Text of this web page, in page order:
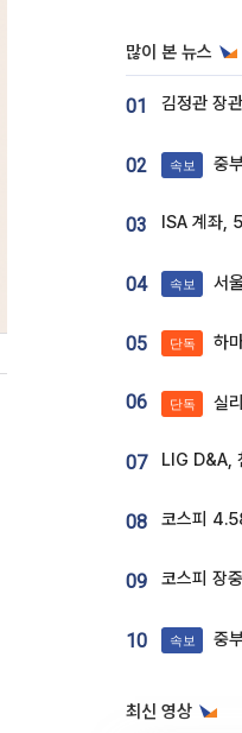
많이 본 뉴스
01
02 속보 중
03 ISA 계좌,
04 속보 서
05 단독 하마
06 단독 실리콘
07
08
09
10 속보 중부
최신 영상